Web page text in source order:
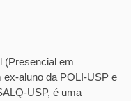
(Presencial em
ex-aluno da POLI-USP e
USP, é uma